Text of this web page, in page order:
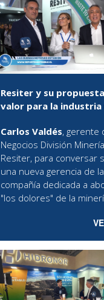
Resiter y su
valor para la industria
Carlos Valdés, gerente
Negocios División
Resiter, para conversar
una nueva gerencia de la
compañía dedicada a
"los dolores" de la